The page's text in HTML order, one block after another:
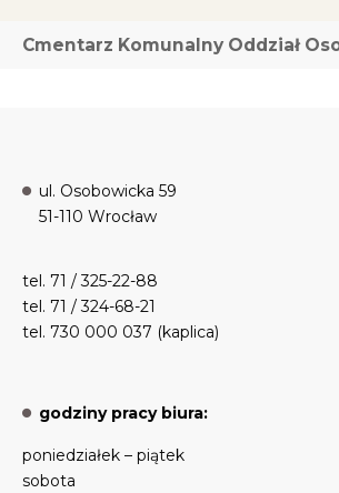
Cmentarz Komunalny Oddział
ul. Osobowicka 59
51-110 Wrocław
tel. 71 / 325-22-88
tel. 71 / 324-68-21
tel. 730 000 037 (kaplica)
godziny pracy biura:
poniedziałek – piątek
sobota